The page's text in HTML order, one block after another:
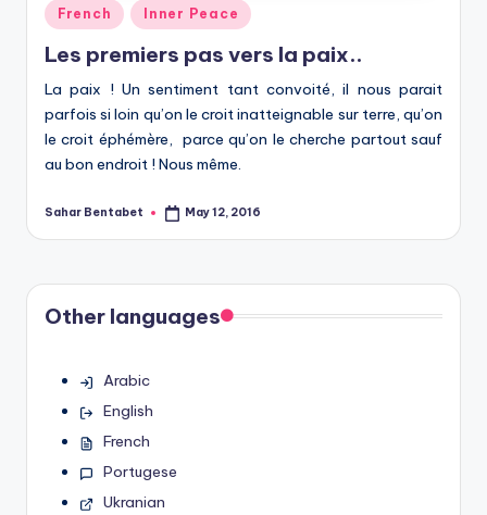
Posted
in
French Inner Peace
Les premiers pas vers la paix..
La paix ! Un sentiment tant convoité, il nous parait
parfois si loin qu’on le croit inatteignable sur terre, qu’on
le croit éphémère, parce qu’on le cherche partout sauf
au bon endroit ! Nous même.
Posted
Sahar Bentabet May 12, 2016
Other languages
Arabic
English
French
Portugese
Ukranian